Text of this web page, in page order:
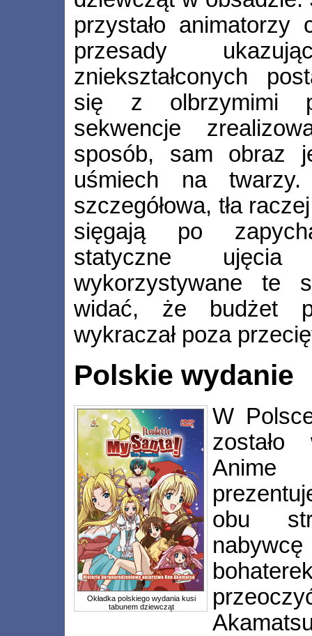
przystało
przesady
zniekształconych
się z olbrzymimi
sekwencje
sposób, sam obraz
uśmiech na
szczegółowa, tła
sięgają po
statyczne ujęcia
wykorzystywane te
widać, że budżet
wykraczał poza
Polskie wydanie
Okładka polskiego wydania kusi
tabunem dziewcząt
W
Anime
obu